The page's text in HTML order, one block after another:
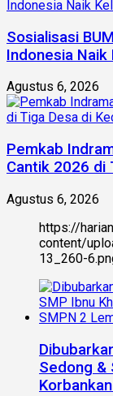
Sosialisasi
Indonesia Naik
Agustus 6, 2026
Pemkab
Cantik 2026 di
Agustus 6, 2026
https://
content/
13_260-
Sedong &